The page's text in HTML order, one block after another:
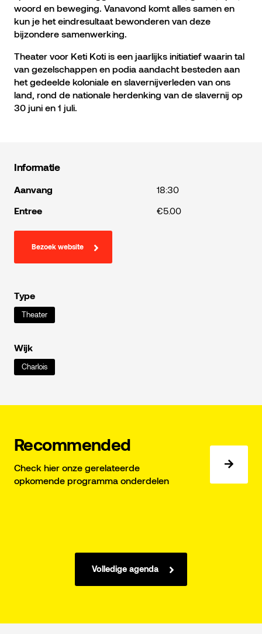
woord en beweging. Vanavond komt alles samen en
kun je het eindresultaat bewonderen van deze
bijzondere samenwerking.
Theater voor Keti Koti is een jaarlijks initiatief waarin tal
van gezelschappen en podia aandacht besteden aan
het gedeelde koloniale en slavernijverleden van ons
land, rond de nationale herdenking van de slavernij op
30 juni en 1 juli.
Informatie
Aanvang
18:30
Entree
€5.00
Bezoek website
Type
Theater
Wijk
Charlois
Recommended
Check hier onze gerelateerde
opkomende programma onderdelen
Volledige agenda